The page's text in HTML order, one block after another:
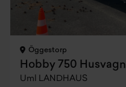
Öggestorp
Hobby 750 Husvagn
Uml LANDHAUS